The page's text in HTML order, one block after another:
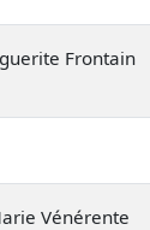
Frontain
Vénérente